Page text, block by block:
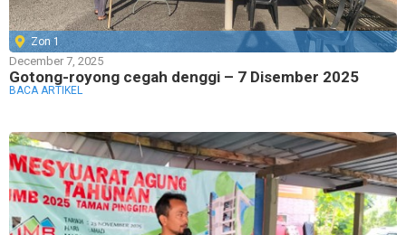
Zon 1
December 7, 2025
Gotong-royong cegah denggi – 7 Disember 2025
BACA ARTIKEL